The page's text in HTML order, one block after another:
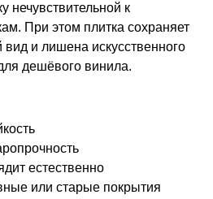
нечувствительной к
При этом плитка сохраняет
и лишена искусственного
дешёвого винила.
естественно
или старые покрытия